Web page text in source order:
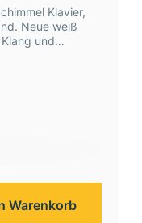
Klavier,
Neue weiß
und
Warenkorb